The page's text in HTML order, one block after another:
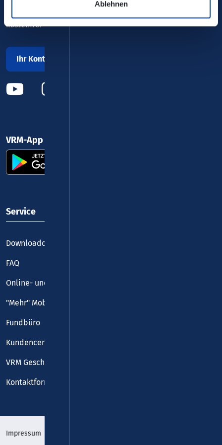
Ablehnen
kostenfrei täglich 8 - 20 Uhr
Ihr Kontakt zu uns
VRM-App nutzen und durchstarten
Service
Downloadcenter
FAQ
Online- und Handy-Tickets
"Mehr" Mobilität
Fundbüro
Kundencenter
VRM Geschäftsstelle
Kontaktformular
Impressum